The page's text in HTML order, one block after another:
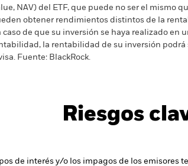
NAV) del ETF, que puede no ser el mismo
obtener rendimientos distintos de la
caso de que su inversión se haya realizado
la rentabilidad de su inversión
Fuente: BlackRock.
Riesgos
de interés y/o los impagos de los